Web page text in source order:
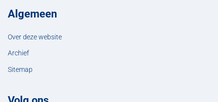
Algemeen
Over deze website
Archief
Sitemap